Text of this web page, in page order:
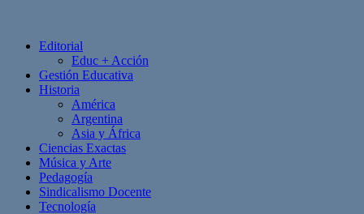
Editorial
Educ + Acción
Gestión Educativa
Historia
América
Argentina
Asia y África
Ciencias Exactas
Música y Arte
Pedagogía
Sindicalismo Docente
Tecnología